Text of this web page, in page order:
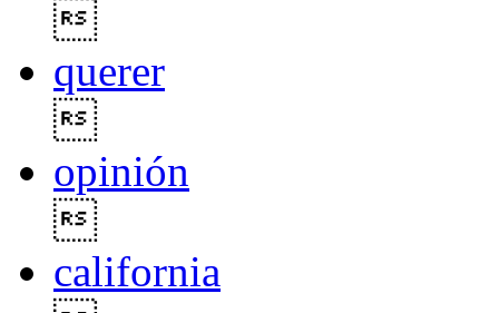
querer
opinión
california